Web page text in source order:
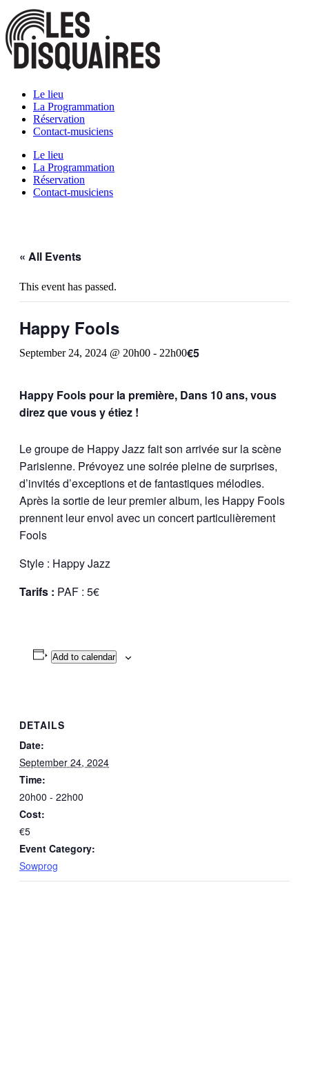
Skip
to
content
Le lieu
La Programmation
Réservation
Contact-musiciens
Le lieu
La Programmation
Réservation
Contact-musiciens
« All Events
This event has passed.
Happy Fools
September 24, 2024 @ 20h00 - 22h00€5
Happy Fools pour la première, Dans 10 ans, vous
direz que vous y étiez !
Le groupe de Happy Jazz fait son arrivée sur la scène
Parisienne. Prévoyez une soirée pleine de surprises,
d’invités d’exceptions et de fantastiques mélodies.
Après la sortie de leur premier album, les Happy Fools
prennent leur envol avec un concert particulièrement
Fools
Style : Happy Jazz
Tarifs : PAF : 5€
Add to calendar
DETAILS
Date:
September 24, 2024
Time:
20h00 - 22h00
Cost:
€5
Event Category:
Sowprog